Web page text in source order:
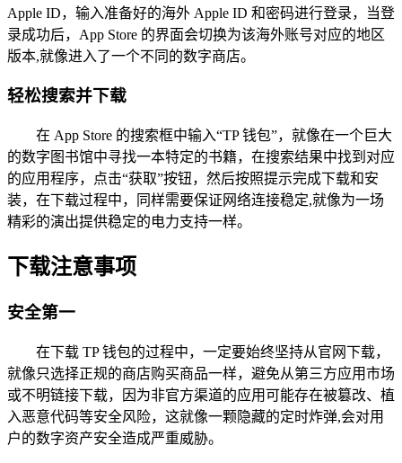
Apple ID，输入准备好的海外 Apple ID 和密码进行登录，当登
录成功后，App Store 的界面会切换为该海外账号对应的地区
版本,就像进入了一个不同的数字商店。
轻松搜索并下载
在 App Store 的搜索框中输入“TP 钱包”，就像在一个巨大
的数字图书馆中寻找一本特定的书籍，在搜索结果中找到对应
的应用程序，点击“获取”按钮，然后按照提示完成下载和安
装，在下载过程中，同样需要保证网络连接稳定,就像为一场
精彩的演出提供稳定的电力支持一样。
下载注意事项
安全第一
在下载 TP 钱包的过程中，一定要始终坚持从官网下载，
就像只选择正规的商店购买商品一样，避免从第三方应用市场
或不明链接下载，因为非官方渠道的应用可能存在被篡改、植
入恶意代码等安全风险，这就像一颗隐藏的定时炸弹,会对用
户的数字资产安全造成严重威胁。